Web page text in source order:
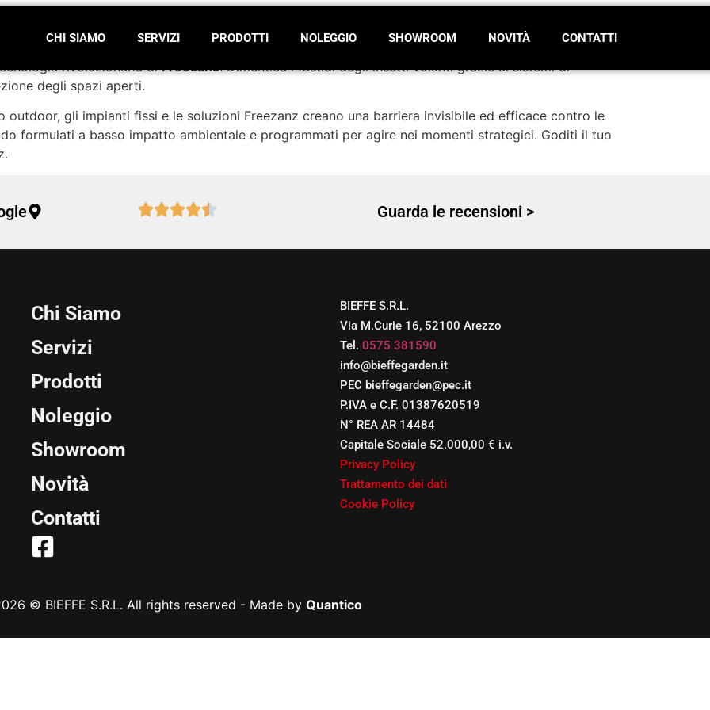
CHI SIAMO SERVIZI PRODOTTI NOLEGGIO SHOWROOM NOVITÀ CONTATTI
rivoluzionaria diFreezanz. Dimentica i fastidi degli insetti volanti grazie ai sistemi di
degli spazi aperti.
gli impianti fissi e le soluzioni Freezanz creano una barriera invisibile ed efficace contro le
formulati a basso impatto ambientale e programmati per agire nei momenti strategici. Goditi il tuo
Guarda le recensioni >
Chi Siamo
Servizi
Prodotti
Noleggio
Showroom
Novità
Contatti
BIEFFE S.R.L.
Via M.Curie 16, 52100 Arezzo
Tel. 0575 381590
info@bieffegarden.it
PEC bieffegarden@pec.it
P.IVA e C.F. 01387620519
N° REA AR 14484
Capitale Sociale 52.000,00 € i.v.
Privacy Policy
Trattamento dei dati
Cookie Policy
© BIEFFE S.R.L. All rights reserved - Made by Quantico